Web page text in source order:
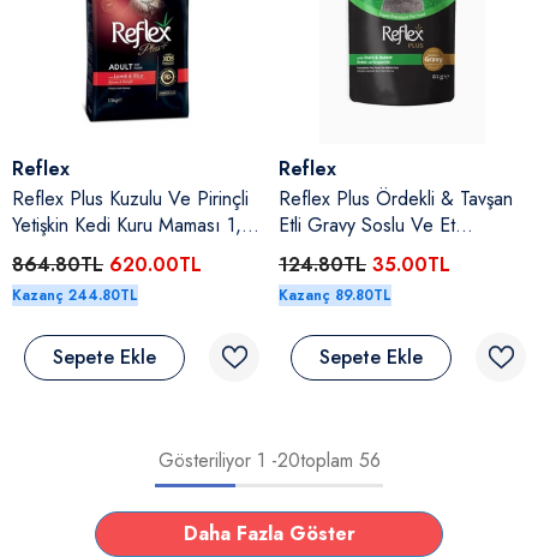
Satıcı:
Reflex
Reflex Plus Kuzulu Ve Pirinçli
Yetişkin Kedi Kuru Maması 1,5
Kg
864.80TL 620.00TL
Kazanç 244.80TL
Sepete Ekle
Satıcı:
Reflex
Reflex Plus Ördekli & Tavşan
Etli Gravy Soslu Ve Et
Parçacıklı Yetişkin Kedi Yaş
Maması 85 Gr
124.80TL 35.00TL
Kazanç 89.80TL
Sepete Ekle
Gösteriliyor 1 -20toplam 56
Daha Fazla Göster